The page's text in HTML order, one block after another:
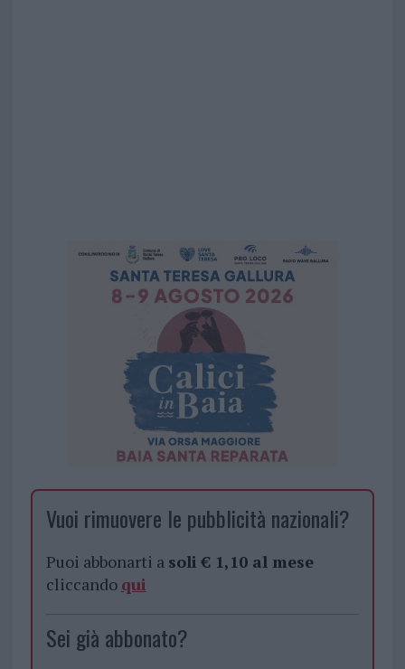
Vuoi rimuovere le pubblicità nazionali?
Puoi abbonarti a soli € 1,10 al mese
cliccando qui
Sei già abbonato?